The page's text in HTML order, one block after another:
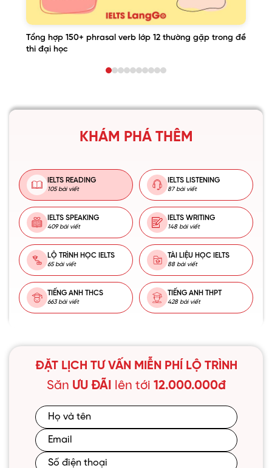
Tổng hợp 150+ phrasal verb lớp 12 thường gặp trong đề
thi đại học
KHÁM PHÁ THÊM
IELTS READING
105 bài viết
IELTS LISTENING
87 bài viết
IELTS SPEAKING
409 bài viết
IELTS WRITING
148 bài viết
LỘ TRÌNH HỌC IELTS
65 bài viết
TÀI LIỆU HỌC IELTS
88 bài viết
TIẾNG ANH THCS
663 bài viết
TIẾNG ANH THPT
428 bài viết
ĐẶT LỊCH TƯ VẤN MIỄN PHÍ LỘ TRÌNH
Săn ƯU ĐÃI lên tới 12.000.000đ